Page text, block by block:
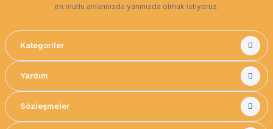
en mutlu anlarınızda yanınızda olmak istiyoruz.
Kategoriler
Yardım
Sözleşmeler